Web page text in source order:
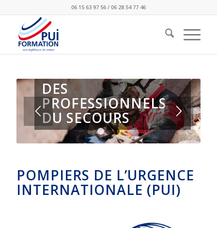
06 15 63 97 56 / 06 28 54 77 46
DES
PROFESSIONNELS
DU SECOURS
1 2
POMPIERS DE L’URGENCE
INTERNATIONALE (PUI)